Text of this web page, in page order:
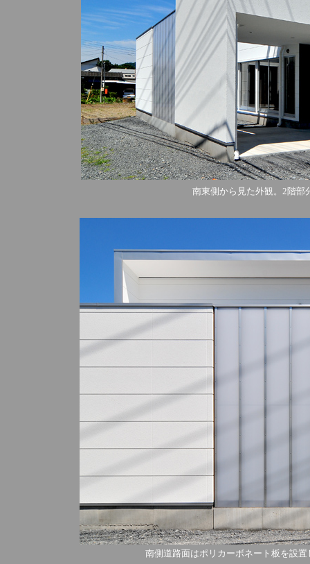
南東側から見た外観。2階部
南側道路面はポリカーボネート板を設